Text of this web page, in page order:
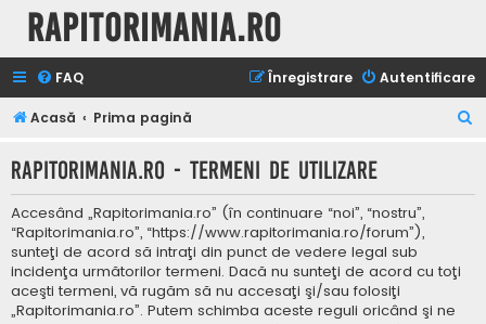
Rapitorimania.ro
FAQ Autentificare
Înregistrare
Acasă Prima pagină
t
Rapitorimania.ro - Termeni de utilizare
Accesând „Rapitorimania.ro” (în continuare “noi”, “nostru”,
“Rapitorimania.ro”, “https://www.rapitorimania.ro/forum”),
sunteţi de acord să intraţi din punct de vedere legal sub
incidenţa următorilor termeni. Dacă nu sunteţi de acord cu toţi
aceşti termeni, vă rugăm să nu accesaţi şi/sau folosiţi
„Rapitorimania.ro”. Putem schimba aceste reguli oricând şi ne